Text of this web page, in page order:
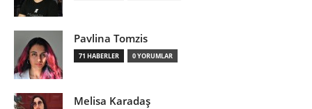
Pavlina Tomzis
71 HABERLER 0 YORUMLAR
Melisa Karadaş